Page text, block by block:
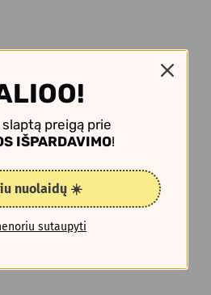
slaptą preigą prie
IŠPARDAVIMO!
nuolaidų ☀️
sutaupyti